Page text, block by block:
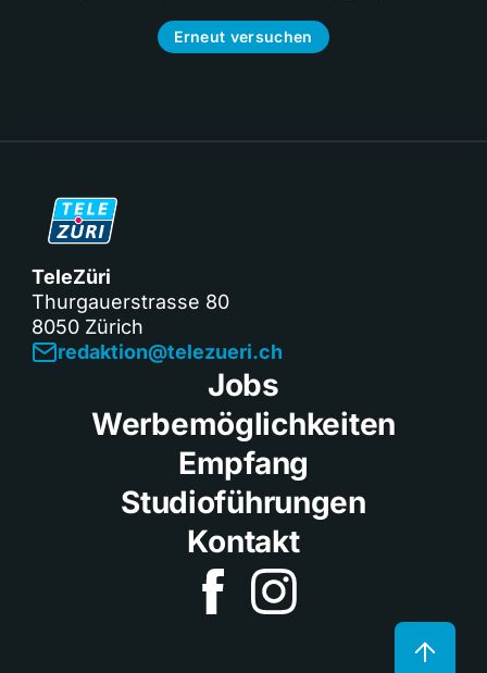
Erneut versuchen
TeleZüri
Thurgauerstrasse 80
8050 Zürich
redaktion@telezueri.ch
Jobs
Werbemöglichkeiten
Empfang
Studioführungen
Kontakt